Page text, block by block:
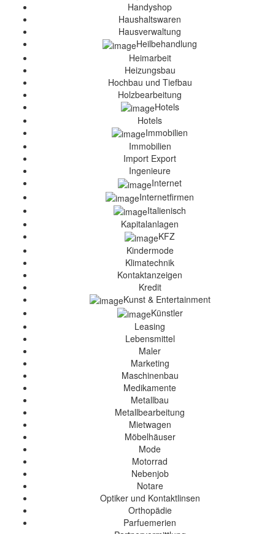
Handyshop
Haushaltswaren
Hausverwaltung
Heilbehandlung
Heimarbeit
Heizungsbau
Hochbau und Tiefbau
Holzbearbeitung
Hotels
Hotels
Immobilien
Immobilien
Import Export
Ingenieure
Internet
Internetfirmen
Italienisch
Kapitalanlagen
KFZ
Kindermode
Klimatechnik
Kontaktanzeigen
Kredit
Kunst & Entertainment
Künstler
Leasing
Lebensmittel
Maler
Marketing
Maschinenbau
Medikamente
Metallbau
Metallbearbeitung
Mietwagen
Möbelhäuser
Mode
Motorrad
Nebenjob
Notare
Optiker und Kontaktlinsen
Orthopädie
Parfuemerien